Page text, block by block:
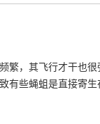
繁，其飞行才干也
有些蝇蛆是直接寄